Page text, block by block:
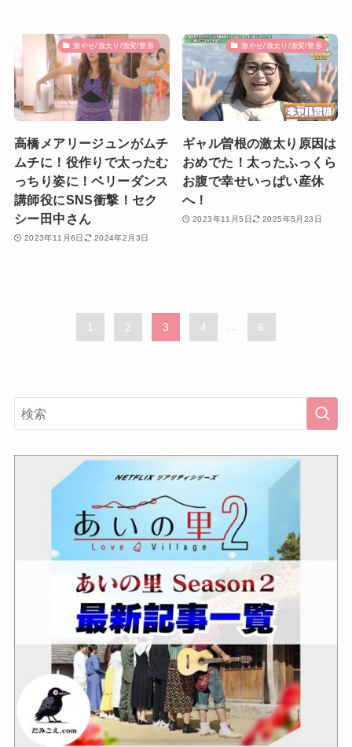
激やせ/激太り/激変/整形
高橋メアリージュンがムチ
ムチに！役作りで太ったむ
っちり姿に！ベリーダンス
講師役にSNS衝撃！セク
シー田中さん
2023年11月6日 2024年2月3日
激やせ/激太り/激変/整形
ギャル曽根の激太り原因は
おめでた！太ったふっくら
お腹で幸せいっぱい産休
へ！
2023年11月5日 2025年5月23日
1 2 3 4 ... 6